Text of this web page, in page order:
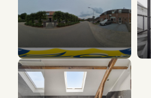
20 panorama's